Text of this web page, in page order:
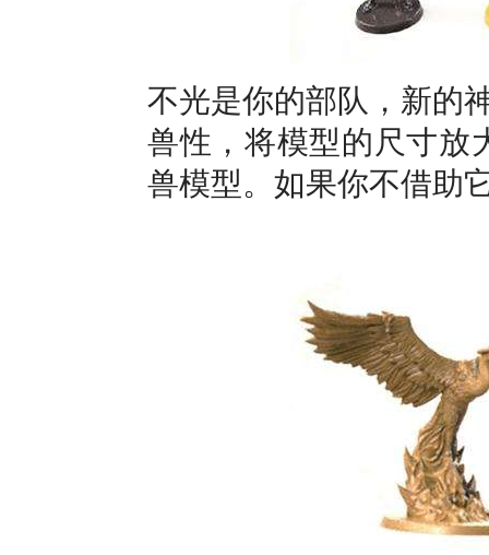
不光是你的部队，新的
兽性，将模型的尺寸放
兽模型。如果你不借助